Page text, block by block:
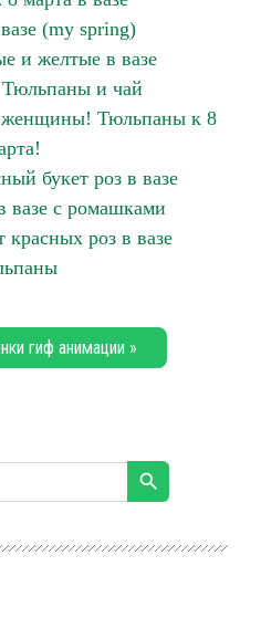
(my spring)
и желтые в вазе
и чай
Тюльпаны к 8
букет роз в вазе
вазе с ромашками
красных роз в вазе
гиф анимации »